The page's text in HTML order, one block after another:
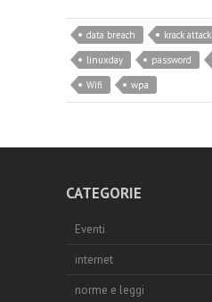
data breach krack attack
linuxday
password
Wifi
wpa
CATEGORIE
Eventi
internet
norme e leggi